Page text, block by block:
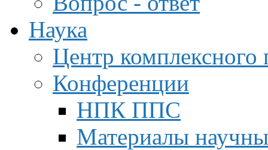
Наука
Центр
Конференции
НПК ППС
Материалы